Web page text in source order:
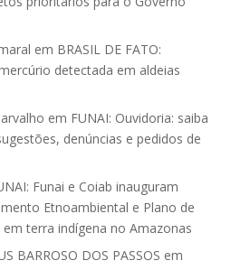
em BRASIL DE FATO:
detectada em aldeias
em FUNAI: Ouvidoria: saiba
denúncias e pedidos de
Funai e Coiab inauguram
Etnoambiental e Plano de
terra indígena no Amazonas
BARROSO DOS PASSOS em